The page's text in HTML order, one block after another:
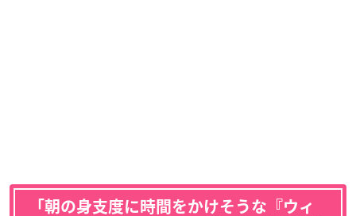
「朝の身支度に時間をかけそうな『ウィ